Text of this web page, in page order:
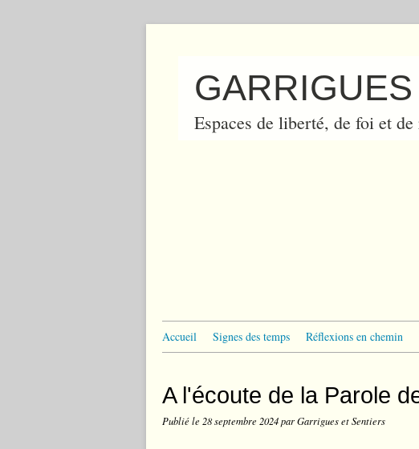
Espaces de liberté, de foi et
Accueil Signes des temps Réflexions en chemin
A l'écoute de la Parole
Publié le 28 septembre 2024par Garrigues et Sentiers